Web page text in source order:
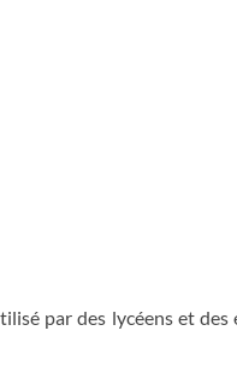
par des lycéens et